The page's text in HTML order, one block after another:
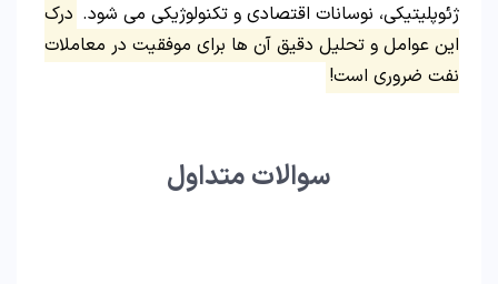
ژئوپلیتیکی، نوسانات اقتصادی و تکنولوژیکی می شود. درک
این عوامل و تحلیل دقیق آن ها برای موفقیت در معاملات
نفت ضروری است!
سوالات متداول